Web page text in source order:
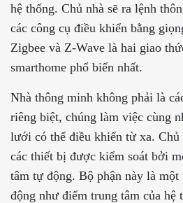
hệ thống. Chủ nhà sẽ ra lệnh
các công cụ điều khiển bằng
Zigbee và Z-Wave là hai giao
smarthome phổ biến nhất.
Nhà thông minh không phải là
riêng biệt, chúng làm việc cùng
lưới có thể điều khiển từ xa. Chủ
các thiết bị được kiểm soát bởi
tâm tự động. Bộ phận này là
động như điểm trung tâm của hệ